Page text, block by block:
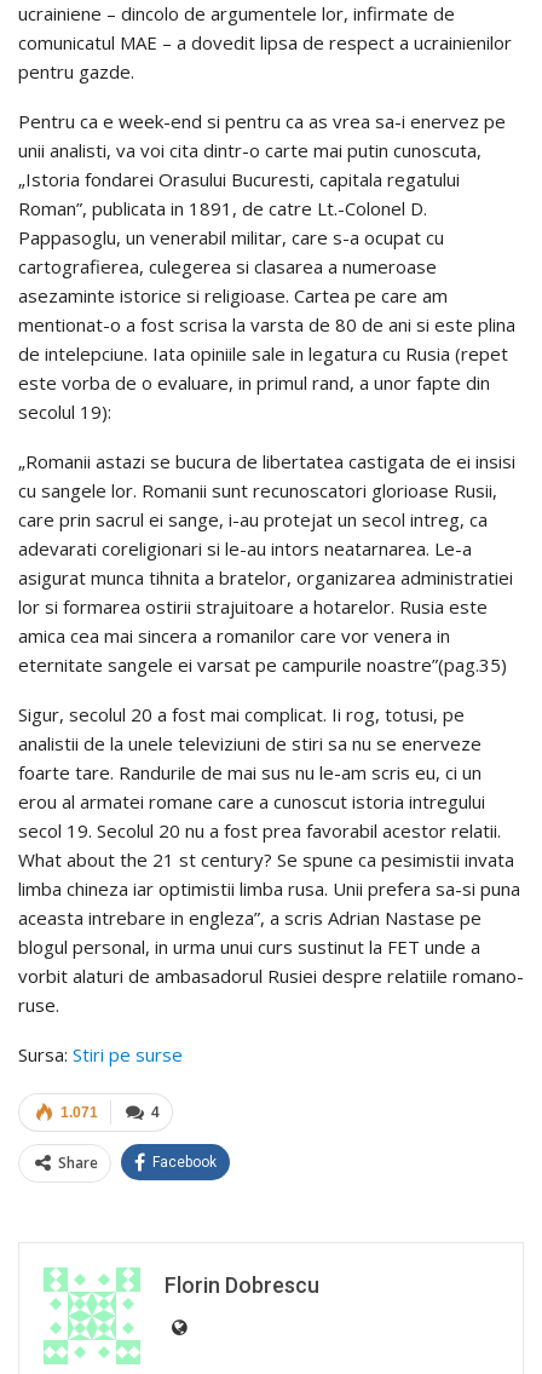
ucrainiene – dincolo de argumentele lor, infirmate de
comunicatul MAE – a dovedit lipsa de respect a ucrainienilor
pentru gazde.
Pentru ca e week-end si pentru ca as vrea sa-i enervez pe
unii analisti, va voi cita dintr-o carte mai putin cunoscuta,
„Istoria fondarei Orasului Bucuresti, capitala regatului
Roman”, publicata in 1891, de catre Lt.-Colonel D.
Pappasoglu, un venerabil militar, care s-a ocupat cu
cartografierea, culegerea si clasarea a numeroase
asezaminte istorice si religioase. Cartea pe care am
mentionat-o a fost scrisa la varsta de 80 de ani si este plina
de intelepciune. Iata opiniile sale in legatura cu Rusia (repet
este vorba de o evaluare, in primul rand, a unor fapte din
secolul 19):
„Romanii astazi se bucura de libertatea castigata de ei insisi
cu sangele lor. Romanii sunt recunoscatori glorioase Rusii,
care prin sacrul ei sange, i-au protejat un secol intreg, ca
adevarati coreligionari si le-au intors neatarnarea. Le-a
asigurat munca tihnita a bratelor, organizarea administratiei
lor si formarea ostirii strajuitoare a hotarelor. Rusia este
amica cea mai sincera a romanilor care vor venera in
eternitate sangele ei varsat pe campurile noastre”(pag.35)
Sigur, secolul 20 a fost mai complicat. Ii rog, totusi, pe
analistii de la unele televiziuni de stiri sa nu se enerveze
foarte tare. Randurile de mai sus nu le-am scris eu, ci un
erou al armatei romane care a cunoscut istoria intregului
secol 19. Secolul 20 nu a fost prea favorabil acestor relatii.
What about the 21 st century? Se spune ca pesimistii invata
limba chineza iar optimistii limba rusa. Unii prefera sa-si puna
aceasta intrebare in engleza”, a scris Adrian Nastase pe
blogul personal, in urma unui curs sustinut la FET unde a
vorbit alaturi de ambasadorul Rusiei despre relatiile romano-
ruse.
Sursa: Stiri pe surse
4
1.071
Share Facebook
Florin Dobrescu